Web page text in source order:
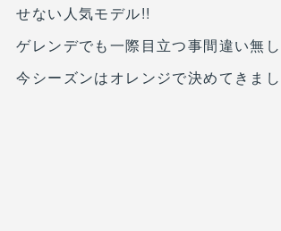
せない人気モデル!!
ゲレンデでも一際目立つ事間違い無
今シーズンはオレンジで決めてきま